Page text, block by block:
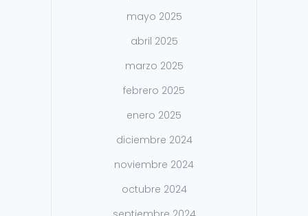
mayo 2025
abril 2025
marzo 2025
febrero 2025
enero 2025
diciembre 2024
noviembre 2024
octubre 2024